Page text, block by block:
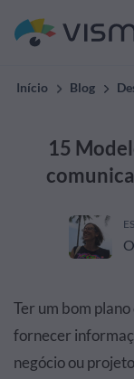
Início Blog
15
Ter um bom
fornecer
negócio ou